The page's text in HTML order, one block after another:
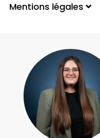
Mentions légales